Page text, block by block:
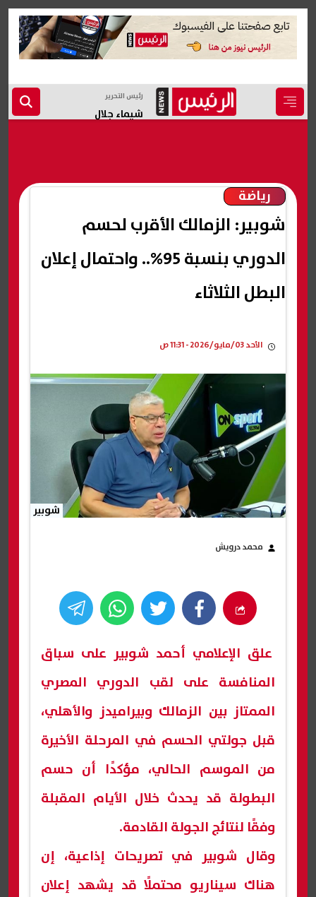
رئيس التحرير
شيماء جلال
رياضة
شوبير: الزمالك الأقرب لحسم
الدوري بنسبة 95%.. واحتمال إعلان
البطل الثلاثاء
الأحد 03/مايو/2026 - 11:31 ص
شوبير
محمد درويش
علق الإعلامي أحمد شوبير على سباق
المنافسة على لقب الدوري المصري
الممتاز بين الزمالك وبيراميدز والأهلي،
قبل جولتي الحسم في المرحلة الأخيرة
من الموسم الحالي، مؤكدًا أن حسم
البطولة قد يحدث خلال الأيام المقبلة
وفقًا لنتائج الجولة القادمة.
وقال شوبير في تصريحات إذاعية، إن
هناك سيناريو محتملًا قد يشهد إعلان